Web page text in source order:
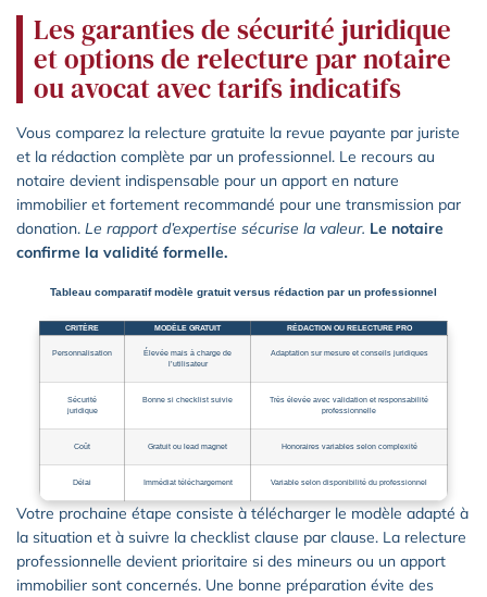
Les garanties de sécurité juridique
et options de relecture par notaire
ou avocat avec tarifs indicatifs
Vous comparez la relecture gratuite la revue payante par juriste
et la rédaction complète par un professionnel. Le recours au
notaire devient indispensable pour un apport en nature
immobilier et fortement recommandé pour une transmission par
donation. Le rapport d’expertise sécurise la valeur. Le notaire
confirme la validité formelle.
Tableau comparatif modèle gratuit versus rédaction par un professionnel
CRITÈRE MODÈLE GRATUIT RÉDACTION OU RELECTURE PRO
Personnalisation
Élevée mais à charge de
l’utilisateur
Adaptation sur mesure et conseils juridiques
Sécurité
juridique
Bonne si checklist suivie
Très élevée avec validation et responsabilité
professionnelle
Coût Gratuit ou lead magnet Honoraires variables selon complexité
Délai Immédiat téléchargement Variable selon disponibilité du professionnel
Votre prochaine étape consiste à télécharger le modèle adapté à
la situation et à suivre la checklist clause par clause. La relecture
professionnelle devient prioritaire si des mineurs ou un apport
immobilier sont concernés. Une bonne préparation évite des